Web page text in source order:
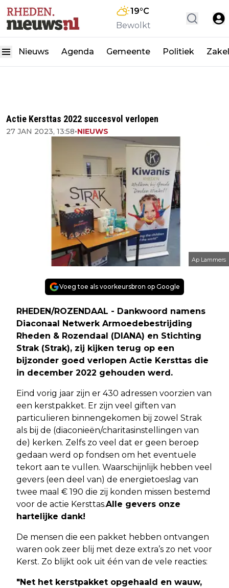
19°C
Bewolkt
Nieuws Agenda Gemeente Politiek
Actie Kersttas 2022 succesvol verlopen
27 JAN 2023, 13:58•NIEUWS
Ap Lammers
Voeg toe als voorkeursbron op Google
RHEDEN/ROZENDAAL - Dankwoord namens
Diaconaal Netwerk Armoedebestrijding
Rheden & Rozendaal (DIANA) en Stichting
Strak (Strak), zij kijken terug op een
bijzonder goed verlopen Actie Kersttas die
in december 2022 gehouden werd.
Eind vorig jaar zijn er 430 adressen voorzien van
een kerstpakket. Er zijn veel giften van
particulieren binnengekomen bij zowel Strak
als bij de (diaconieën/charitasinstellingen van
de) kerken. Zelfs zo veel dat er geen beroep
gedaan werd op fondsen om het eventuele
tekort aan te vullen. Waarschijnlijk hebben veel
gevers (een deel van) de energietoeslag van
twee maal € 190 die zij konden missen bestemd
voor de actie Kersttas.Alle gevers onze
hartelijke dank!
De mensen die een pakket hebben ontvangen
waren ook zeer blij met deze extra’s zo net voor
Kerst. Zo blijkt ook uit één van de vele reacties:
"Net het kerstpakket opgehaald en wauw,